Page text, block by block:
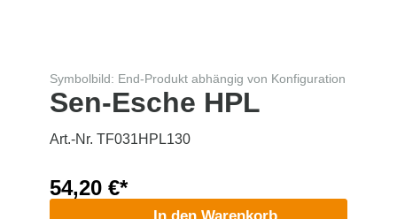
Symbolbild: End-Produkt abhängig von Konfiguration
Sen-Esche HPL
Art.-Nr. TF031HPL130
54,20 €*